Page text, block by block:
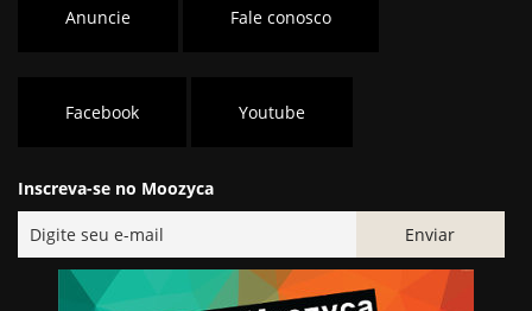
Anuncie Fale conosco
Facebook Youtube
Inscreva-se no Moozyca